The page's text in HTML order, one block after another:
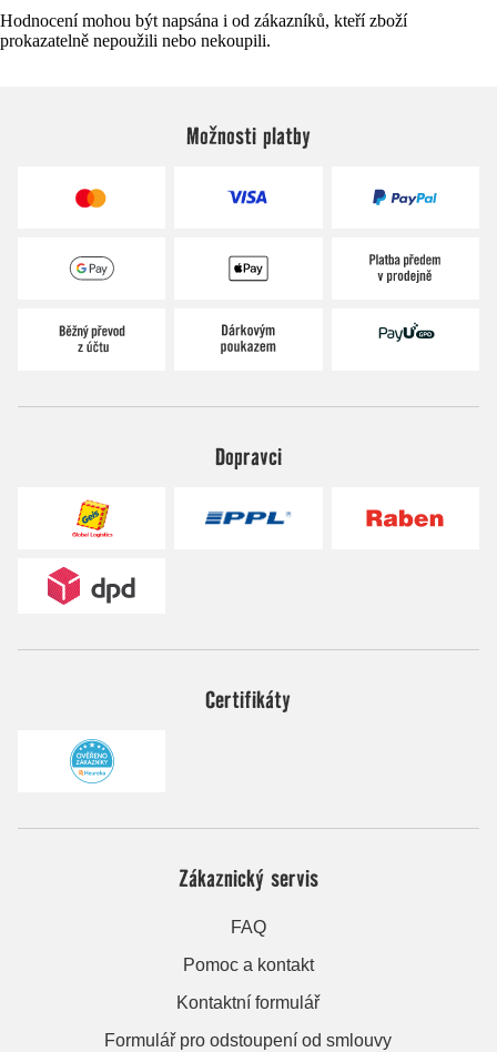
Hodnocení mohou být napsána i od zákazníků, kteří zboží
prokazatelně nepoužili nebo nekoupili.
Možnosti platby
Dopravci
Certifikáty
Zákaznický servis
FAQ
Pomoc a kontakt
Kontaktní formulář
Formulář pro odstoupení od smlouvy